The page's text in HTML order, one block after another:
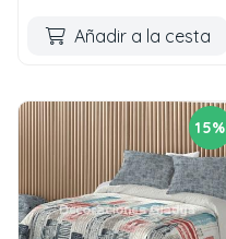
Añadir a la cesta
15%